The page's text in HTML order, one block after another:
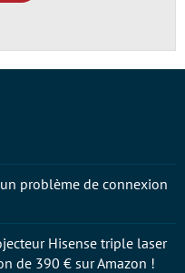
problème de connexion
Hisense triple laser
de 390 € sur Amazon !